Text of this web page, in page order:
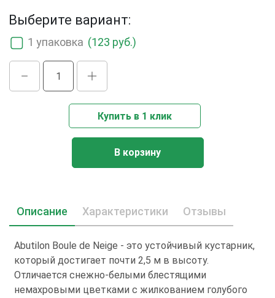
Выберите вариант:
1 упаковка (123 руб.)
Купить в 1 клик
В корзину
Описание Характеристики Отзывы
Abutilon Boule de Neige - это устойчивый кустарник,
который достигает почти 2,5 м в высоту.
Отличается снежно-белыми блестящими
немахровыми цветками с жилкованием голубого